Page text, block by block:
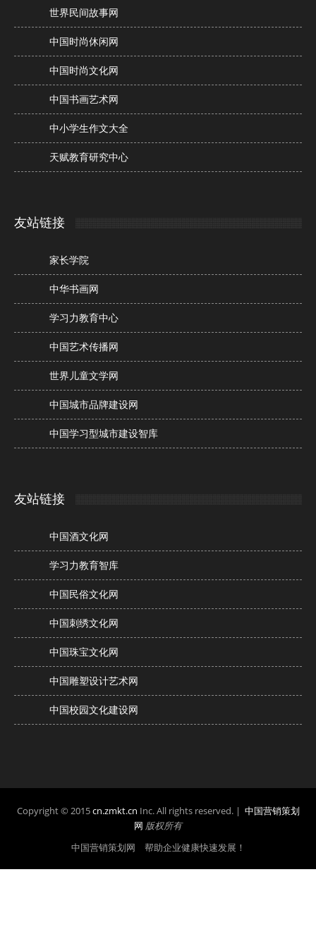
世界民间故事网
中国时尚休闲网
中国时尚文化网
中国书画艺术网
中小学生作文大全
天赋教育研究中心
友站链接
家长学院
中华书画网
学习力教育中心
中国艺术传播网
世界儿童文学网
中国城市品牌建设网
中国学习型城市建设智库
友站链接
中国酒文化网
学习力教育智库
中国民俗文化网
中国刺绣文化网
中国珠宝文化网
中国雕塑设计艺术网
中国校园文化建设网
Copyright © 2015cn.zmkt.cn Inc. All rights reserved. | 中国营销策划
网 版权所有
中国营销策划网 帮助企业健康快速发展！